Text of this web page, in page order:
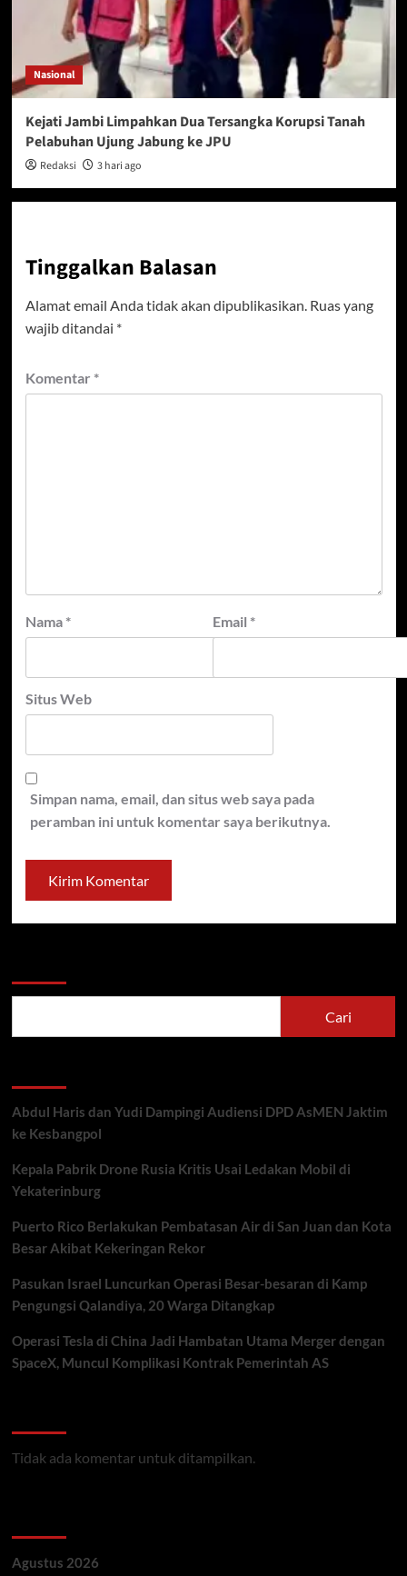
Nasional
Kejati Jambi Limpahkan Dua Tersangka Korupsi Tanah
Pelabuhan Ujung Jabung ke JPU
Redaksi 3 hari ago
Tinggalkan Balasan
Alamat email Anda tidak akan dipublikasikan. Ruas yang
wajib ditandai *
Komentar *
Nama * Email *
Situs Web
Simpan nama, email, dan situs web saya pada
peramban ini untuk komentar saya berikutnya.
Cari
Abdul Haris dan Yudi Dampingi Audiensi DPD AsMEN Jaktim
ke Kesbangpol
Kepala Pabrik Drone Rusia Kritis Usai Ledakan Mobil di
Yekaterinburg
Puerto Rico Berlakukan Pembatasan Air di San Juan dan Kota
Besar Akibat Kekeringan Rekor
Pasukan Israel Luncurkan Operasi Besar-besaran di Kamp
Pengungsi Qalandiya, 20 Warga Ditangkap
Operasi Tesla di China Jadi Hambatan Utama Merger dengan
SpaceX, Muncul Komplikasi Kontrak Pemerintah AS
Tidak ada komentar untuk ditampilkan.
Agustus 2026